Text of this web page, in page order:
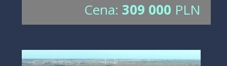
Cena: 309 000 PLN